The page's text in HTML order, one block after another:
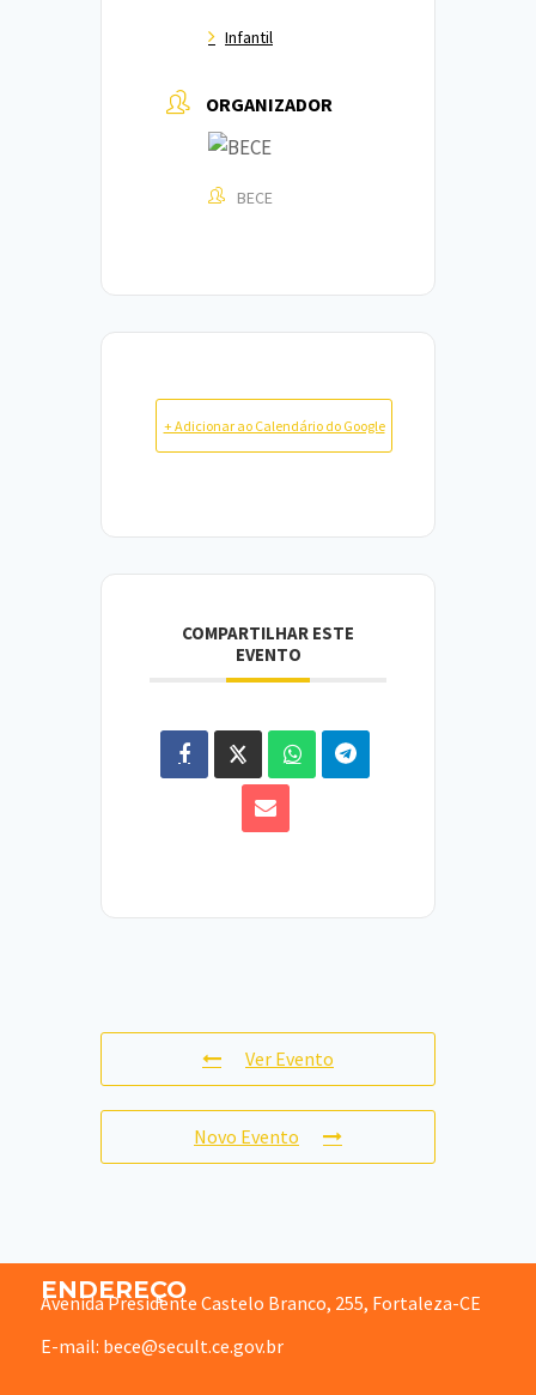
Infantil
ORGANIZADOR
BECE
+ Adicionar ao Calendário do Google
COMPARTILHAR ESTE
EVENTO
Ver Evento
Novo Evento
ENDEREÇO
Avenida Presidente Castelo Branco, 255, Fortaleza-CE
E-mail: bece@secult.ce.gov.br